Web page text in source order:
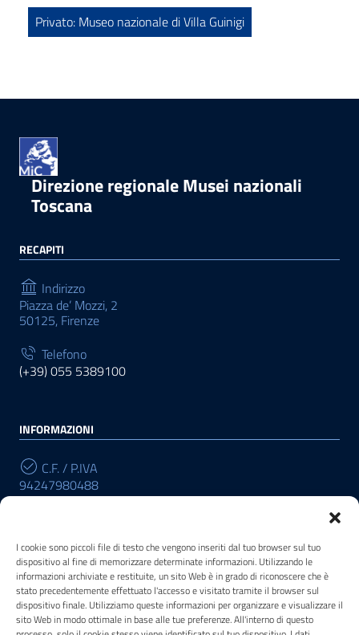
I cookie sono piccoli file di testo che vengono inseriti dal tuo browser sul tuo
dispositivo al fine di memorizzare determinate informazioni. Utilizzando le
informazioni archiviate e restituite, un sito Web è in grado di riconoscere che è
stato precedentemente effettuato l'accesso e visitato tramite il browser sul
dispositivo finale. Utilizziamo queste informazioni per organizzare e visualizzare il
sito Web in modo ottimale in base alle tue preferenze. All'interno di questo
Privato: Museo nazionale di Villa Guinigi
Direzione regionale Musei nazionali
Toscana
RECAPITI
Indirizzo
Piazza de’ Mozzi, 2
50125, Firenze
Telefono
(+39) 055 5389100
INFORMAZIONI
C.F. / P.IVA
94247980488
POSTA ELETTRONICA